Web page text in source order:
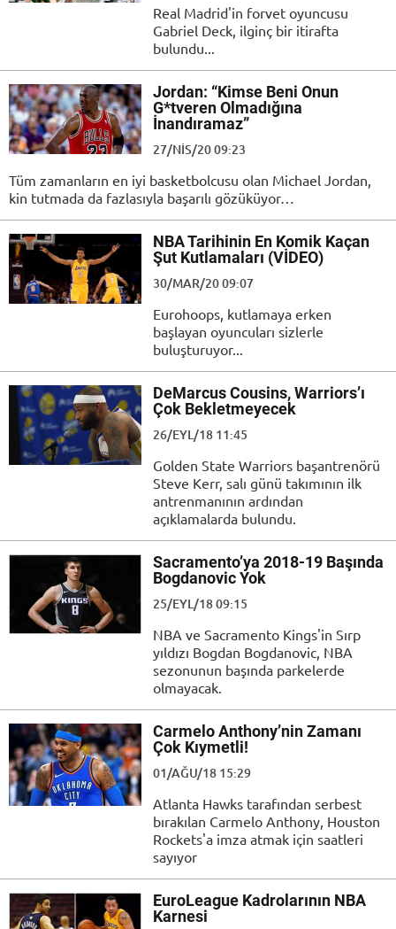
Real Madrid'in forvet oyuncusu
Gabriel Deck, ilginç bir itirafta
bulundu...
Jordan: “Kimse Beni Onun
G*tveren Olmadığına
İnandıramaz”
27/NIS/20 09:23
Tüm zamanların en iyi basketbolcusu olan Michael Jordan,
kin tutmada da fazlasıyla başarılı gözüküyor…
NBA Tarihinin En Komik Kaçan
Şut Kutlamaları (VİDEO)
30/MAR/20 09:07
Eurohoops, kutlamaya erken
başlayan oyuncuları sizlerle
buluşturuyor...
DeMarcus Cousins, Warriors’ı
Çok Bekletmeyecek
26/EYL/18 11:45
Golden State Warriors başantrenörü
Steve Kerr, salı günü takımının ilk
antrenmanının ardından
açıklamalarda bulundu.
Sacramento’ya 2018-19 Başında
Bogdanovic Yok
25/EYL/18 09:15
NBA ve Sacramento Kings'in Sırp
yıldızı Bogdan Bogdanovic, NBA
sezonunun başında parkelerde
olmayacak.
Carmelo Anthony’nin Zamanı
Çok Kıymetli!
01/AĞU/18 15:29
Atlanta Hawks tarafından serbest
bırakılan Carmelo Anthony, Houston
Rockets'a imza atmak için saatleri
sayıyor
EuroLeague Kadrolarının NBA
Karnesi